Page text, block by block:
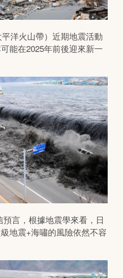
洋火山帶）近期地震活動
能在2025年前後迎來新一
言，根據地震學來看，日
地震+海嘯的風險依然不容